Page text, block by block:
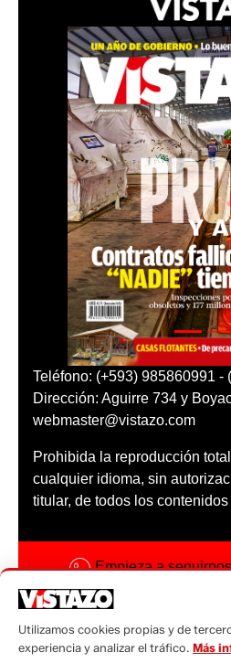
Teléfono: (+593) 985860991 -
Dirección: Aguirre 734 y
webmaster@vistazo.com
Prohibida la reproducción
cualquier idioma, sin
titular, de todos los
Empieza a
Código ética
Utilizamos cookies propias y de
experiencia y analizar el tráfico. Más